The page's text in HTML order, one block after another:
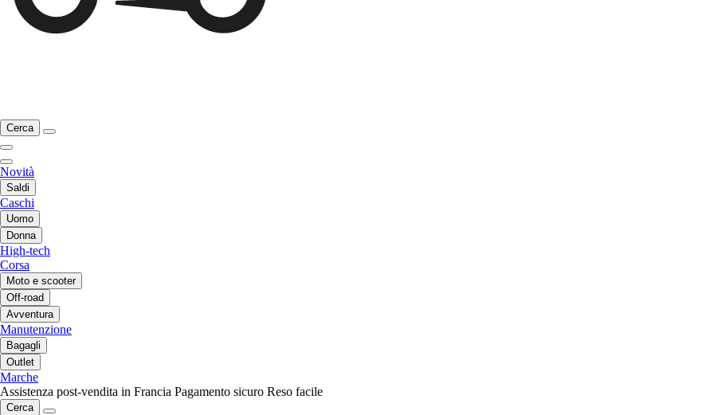
Cerca
Novità
Saldi
Caschi
Uomo
Donna
High-tech
Corsa
Moto e scooter
Off-road
Avventura
Manutenzione
Bagagli
Outlet
Marche
Assistenza post-vendita in Francia Pagamento sicuro Reso facile
Cerca